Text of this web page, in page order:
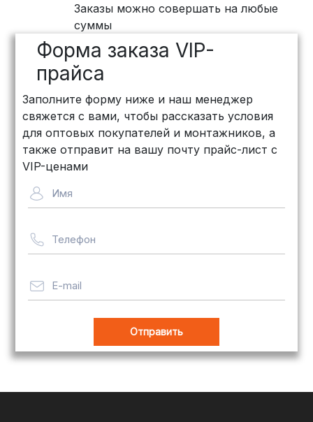
ПЭК: Сроки доставки — от 3 до 10
дней, стоимость рассчитывается
индивидуально (минимум
рублей
объемных заказов. Сроки — от 3
дней, стоимость — от500 рублей
Байкал Сервис: Идеально подходит
для крупногабаритных товаров.
рассчитывается индивидуально
Важно! Мы заботимся о том, чтобы
целости и сохранности, независимо
от их размера.
Заказы можно совершать на любые
суммы
Форма заказа VIP-
прайса
Заполните форму ниже и наш менеджер
свяжется с вами, чтобы рассказать условия
для оптовых покупателей и монтажников, а
также отправит на вашу почту прайс-лист с
VIP-ценами
Имя
Телефон
E-mail